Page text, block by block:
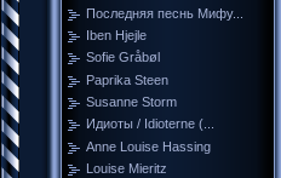
Последняя песнь Мифу...
Iben Hjejle
Sofie Gråbøl
Paprika Steen
Susanne Storm
Идиоты / Idioterne (...
Anne Louise Hassing
Louise Mieritz